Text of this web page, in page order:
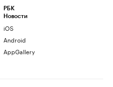
РБК
Новости
iOS
Android
AppGallery